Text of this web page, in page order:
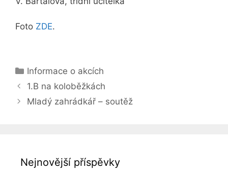
Foto ZDE.
Rubriky
Informace o akcích
1.B na koloběžkách
Mladý zahrádkář – soutěž
Nejnovější příspěvky